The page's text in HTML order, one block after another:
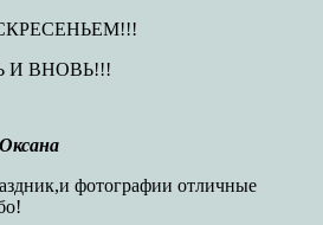
И ВНОВЬ!!!
фотографии отличные